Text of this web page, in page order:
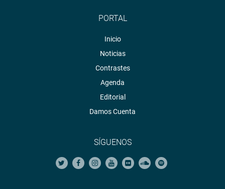
PORTAL
Inicio
Noticias
Contrastes
Agenda
Editorial
Damos Cuenta
SÍGUENOS